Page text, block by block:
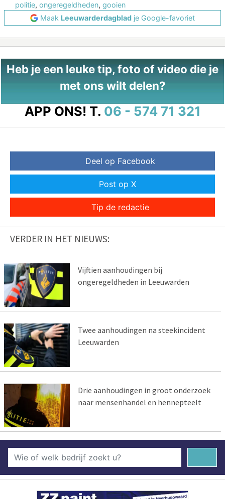
politie, ongeregeldheden, gooien
Maak Leeuwarderdagblad je Google-favoriet
Heb je een leuke tip, foto of video die je
met ons wilt delen?
APP ONS! T. 06 - 574 71 321
Deel op Facebook
Post op X
Tip de redactie
VERDER IN HET NIEUWS:
Vijftien aanhoudingen bij
ongeregeldheden in Leeuwarden
Twee aanhoudingen na steekincident
Leeuwarden
Drie aanhoudingen in groot onderzoek
naar mensenhandel en hennepteelt